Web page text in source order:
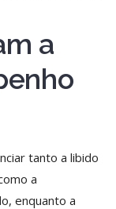
a
tanto a libido
a
enquanto a